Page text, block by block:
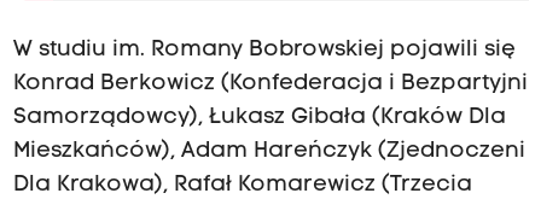
W studiu im. Romany Bobrowskiej pojawili się
Konrad Berkowicz (Konfederacja i Bezpartyjni
Samorządowcy), Łukasz Gibała (Kraków Dla
Mieszkańców), Adam Hareńczyk (Zjednoczeni
Dla Krakowa), Rafał Komarewicz (Trzecia